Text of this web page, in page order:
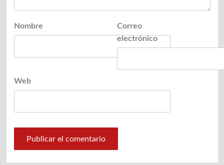
Nombre
Correo
electrónico
Web